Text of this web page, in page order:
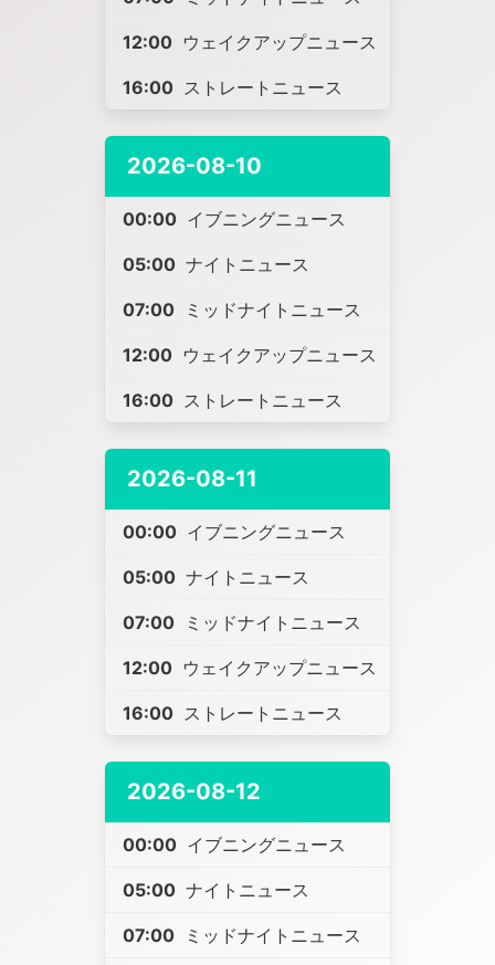
12:00 ウェイクアップニュース
16:00 ストレートニュース
2026-08-10
00:00 イブニングニュース
05:00 ナイトニュース
07:00 ミッドナイトニュース
12:00 ウェイクアップニュース
16:00 ストレートニュース
2026-08-11
00:00 イブニングニュース
05:00 ナイトニュース
07:00 ミッドナイトニュース
12:00 ウェイクアップニュース
16:00 ストレートニュース
2026-08-12
00:00 イブニングニュース
05:00 ナイトニュース
07:00 ミッドナイトニュース